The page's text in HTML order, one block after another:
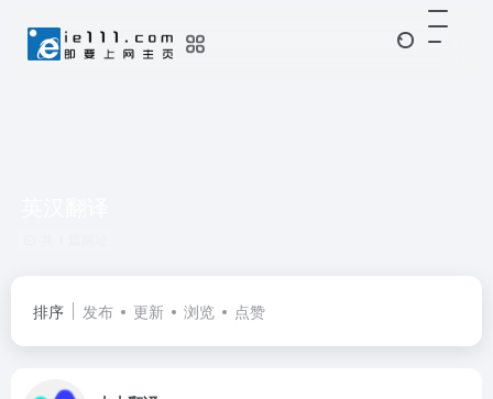
排序 发布 更新 浏览 点赞